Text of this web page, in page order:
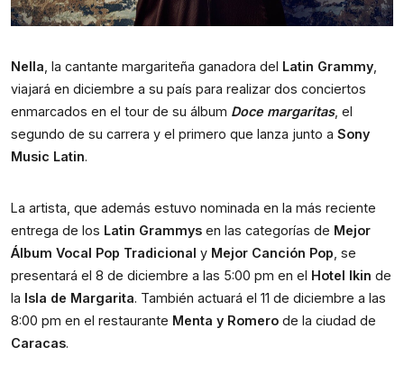
Nella , la cantante margariteña ganadora del Latin Grammy
viajará en diciembre a su país para realizar dos conciertos
enmarcados en el tour de su álbum Doce margaritas, el
segundo de su carrera y el primero que lanza junto a Sony
Music Latin.
La artista, que además estuvo nominada en la más reciente
entrega de los Latin Grammys en las categorías de Mejor
Álbum Vocal Pop Tradicional y Mejor Canción Pop , se
presentará el 8 de diciembre a las 5:00 pm en el Hotel Ikin de
la Isla de Margarita. También actuará el 11 de diciembre a las
8:00 pm en el restaurante Menta y Romero
Caracas.